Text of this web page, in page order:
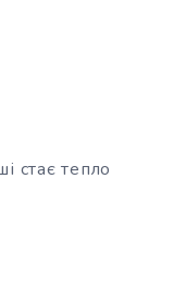
стає тепло